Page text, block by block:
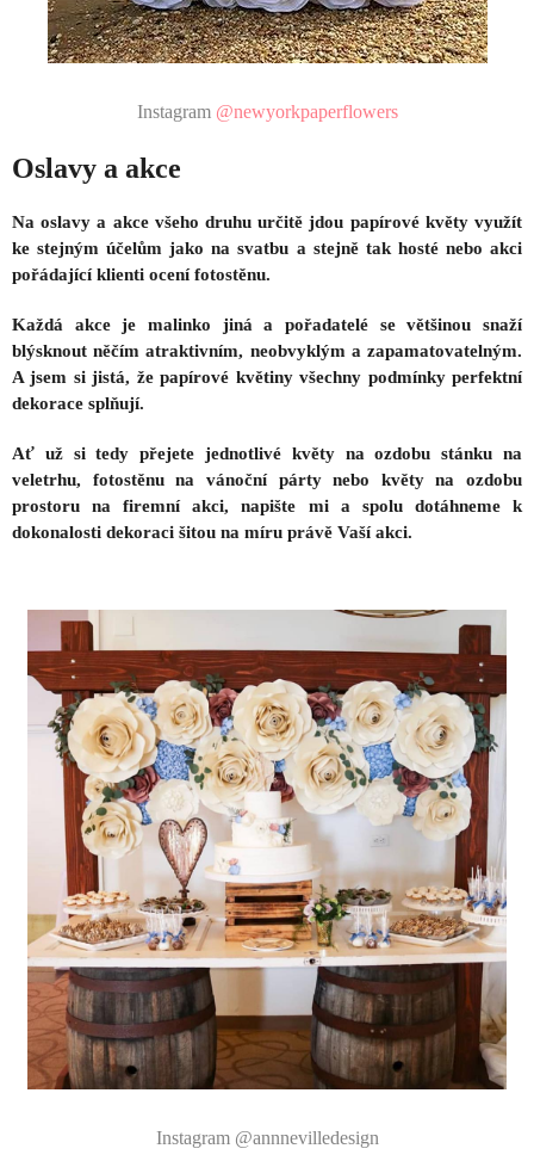
Instagram @newyorkpaperflowers
Oslavy a akce
Na oslavy a akce všeho druhu určitě jdou papírové květy využít
ke stejným účelům jako na svatbu a stejně tak hosté nebo akci
pořádající klienti ocení fotostěnu.
Každá akce je malinko jiná a pořadatelé se většinou snaží
blýsknout něčím atraktivním, neobvyklým a zapamatovatelným.
A jsem si jistá, že papírové květiny všechny podmínky perfektní
dekorace splňují.
Ať už si tedy přejete jednotlivé květy na ozdobu stánku na
veletrhu, fotostěnu na vánoční párty nebo květy na ozdobu
prostoru na firemní akci, napište mi a spolu dotáhneme k
dokonalosti dekoraci šitou na míru právě Vaší akci.
Instagram @annnevilledesign